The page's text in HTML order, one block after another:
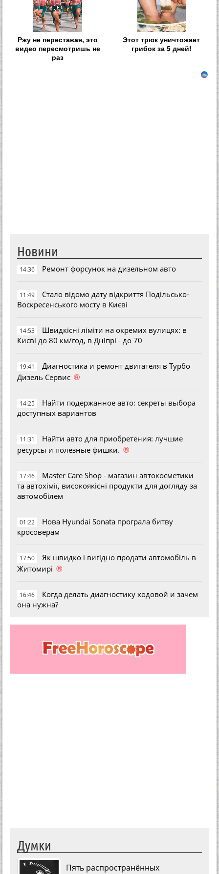
Ржу не переставая, это
видео пересмотришь не
раз
Этот трюк уничтожает
грибок за 5 дней!
Новини
14:36 Ремонт форсунок на дизельном авто
11:49
Стало відомо дату відкриття Подільсько-
Воскресенського мосту в Києві
14:53
Швидкісні ліміти на окремих вулицях: в
Києві до 80 км/год, в Дніпрі - до 70
19:41
Диагностика и ремонт двигателя в Турбо
Дизель Сервис ®
14:25
Найти подержанное авто: секреты выбора
доступных вариантов
11:31
Найти авто для приобретения: лучшие
ресурсы и полезные фишки. ®
17:46
Master Care Shop - магазин автокосметики
та автохімії, високоякісні продукти для догляду за
автомобілем
01:22
Нова Hyundai Sonata програла битву
кросоверам
17:50
Як швидко і вигідно продати автомобіль в
Житомирі ®
16:46
Когда делать диагностику ходовой и зачем
она нужна?
Думки
Пять распространённых